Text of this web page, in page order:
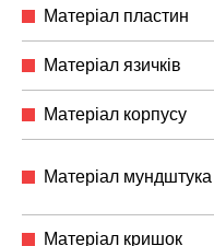
Матеріал пластин
Матеріал язичків
Матеріал корпусу
Матеріал мундштука
Матеріал кришок